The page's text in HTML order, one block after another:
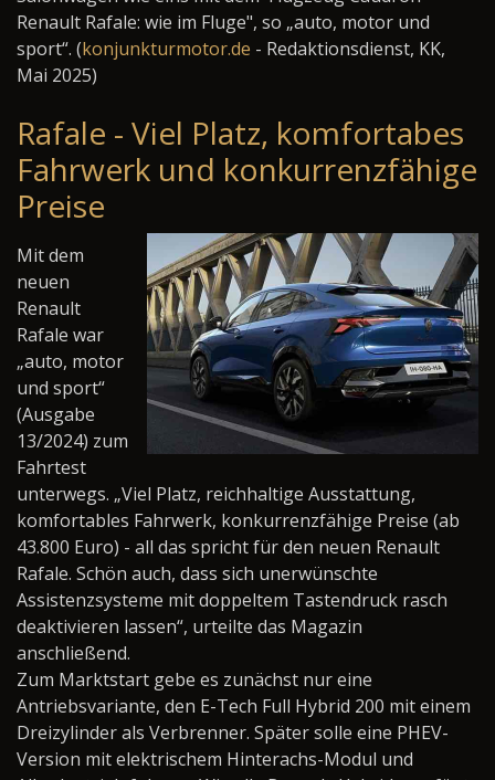
Renault Rafale: wie im Fluge", so „auto, motor und
sport“. (konjunkturmotor.de - Redaktionsdienst, KK,
Mai 2025)
Rafale - Viel Platz, komfortabes
Fahrwerk und konkurrenzfähige
Preise
Mit dem
neuen
Renault
Rafale war
„auto, motor
und sport“
(Ausgabe
13/2024) zum
Fahrtest
unterwegs. „Viel Platz, reichhaltige Ausstattung,
komfortables Fahrwerk, konkurrenzfähige Preise (ab
43.800 Euro) - all das spricht für den neuen Renault
Rafale. Schön auch, dass sich unerwünschte
Assistenzsysteme mit doppeltem Tastendruck rasch
deaktivieren lassen“, urteilte das Magazin
anschließend.
Zum Marktstart gebe es zunächst nur eine
Antriebsvariante, den E-Tech Full Hybrid 200 mit einem
Dreizylinder als Verbrenner. Später solle eine PHEV-
Version mit elektrischem Hinterachs-Modul und